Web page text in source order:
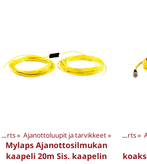
Motorsports‪» Ajanottoluupit ja tarvikkeet‪»
Mylaps Ajanottosilmukan
kaapeli 20m Sis. kaapelin
Products‪» MYLAPS TUOTTEET ‪» Motorsports‪»
Products